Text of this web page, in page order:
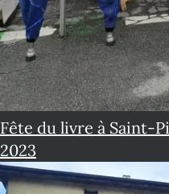
Fête du livre à Saint-
2023